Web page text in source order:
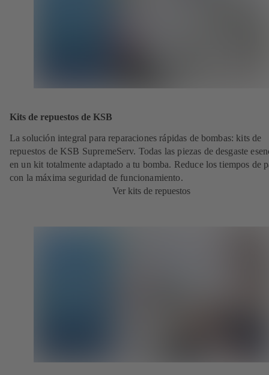
Kits de repuestos de KSB
La solución integral para reparaciones rápidas de bombas: kits de
repuestos de KSB SupremeServ. Todas las piezas de desgaste
en un kit totalmente adaptado a tu bomba. Reduce los tiempos de
con la máxima seguridad de funcionamiento.
Ver kits de repuestos